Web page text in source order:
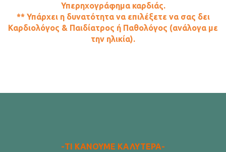
Υπερηχογράφημα καρδιάς.
** Υπάρχει η δυνατότητα να επιλέξετε να σας δει
Καρδιολόγος & Παιδίατρος ή Παθολόγος (ανάλογα με
την ηλικία).
-ΤΙ ΚΑΝΟΥΜΕ ΚΑΛΥΤΕΡΑ-